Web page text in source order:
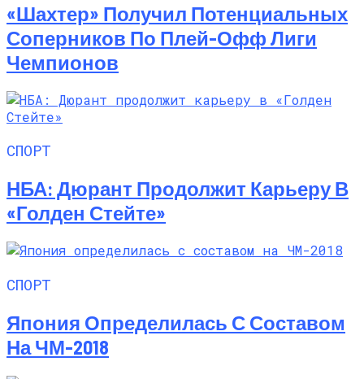
«Шахтер» Получил Потенциальных
Соперников По Плей-Офф Лиги
Чемпионов
СПОРТ
НБА: Дюрант Продолжит Карьеру В
«Голден Стейте»
СПОРТ
Япония Определилась С Составом
На ЧМ-2018